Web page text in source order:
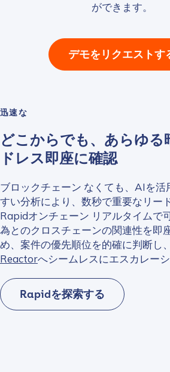
ができます。
デモをリクエストす
迅速な
どこからでも、あらゆる
ドレス即座に確認
ブロックチェーン なくても、AIを活
すい分析により、数秒で重要なリー
Rapidオンチェーン リアルタイムで
為とのクロスチェーンの関連性を即
め、案件の優先順位を的確に判断し
Reactorへシームレスにエスカレーシ
Rapidを探索する